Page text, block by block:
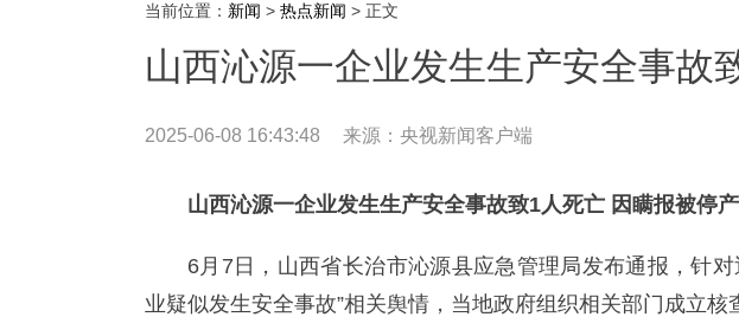
当前位置： 新闻 > 热点新闻 > 正文
山西沁源一企业发生生产安全事故
2025-06-08 16:43:48 来源： 央视新闻客户端
山西沁源一企业发生生产安全事故致1人死亡 因瞒报被停
6月7日，山西省长治市沁源县应急管理局发布通报，针
业疑似发生安全事故”相关舆情，当地政府组织相关部门成立核